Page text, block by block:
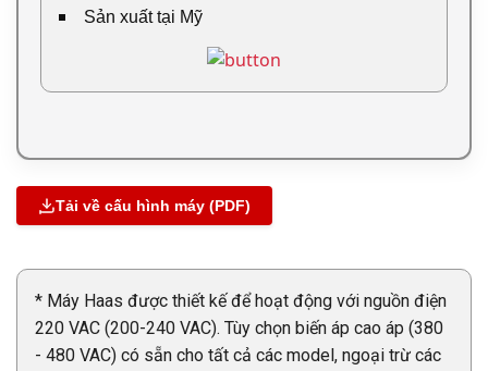
Sản xuất tại Mỹ
Tải về cấu hình máy (PDF)
* Máy Haas được thiết kế để hoạt động với nguồn điện
220 VAC (200-240 VAC). Tùy chọn biến áp cao áp (380
- 480 VAC) có sẵn cho tất cả các model, ngoại trừ các